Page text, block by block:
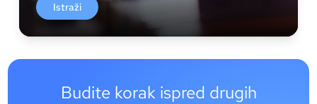
Istraži
Budite korak ispred drugih